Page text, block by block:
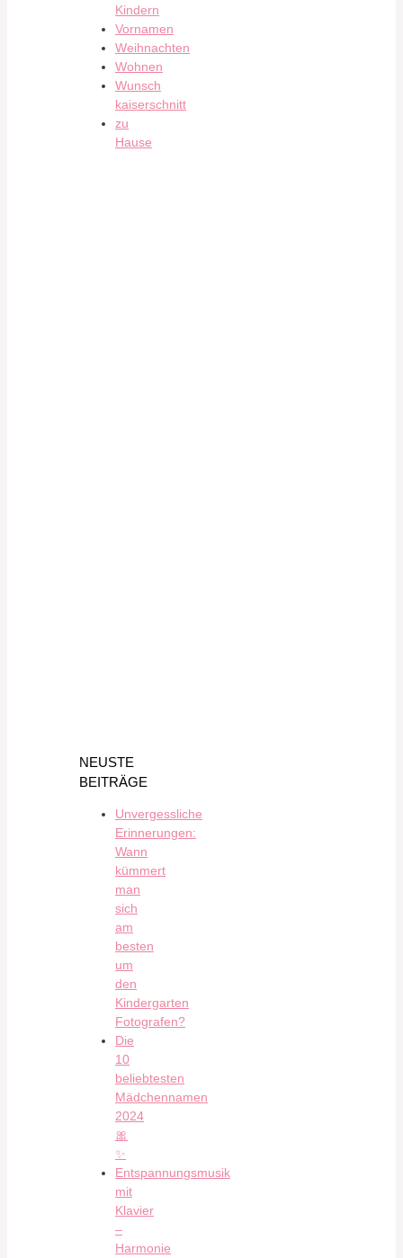
Kindern
Vornamen
Weihnachten
Wohnen
Wunsch
kaiserschnitt
zu
Hause
NEUSTE
BEITRÄGE
Unvergessliche
Erinnerungen:
Wann
kümmert
man
sich
am
besten
um
den
Kindergarten
Fotografen?
Die
10
beliebtesten
Mädchennamen
2024
🎀
✨
Entspannungsmusik
mit
Klavier
–
Harmonie